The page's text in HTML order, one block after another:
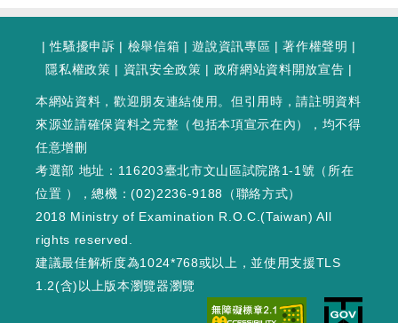
|性騷擾申訴 | 檢舉信箱 |遊說資訊專區 |著作權聲明 |
隱私權政策 | 資訊安全政策 | 政府網站資料開放宣告 |
本網站資料，歡迎朋友連結使用。但引用時，請註明資料
來源並請確保資料之完整（包括本項宣示在內），均不得
任意增刪
考選部 地址：116203臺北市文山區試院路1-1號（ 所在
位置 ），總機：(02)2236-9188（聯絡方式）
2018 Ministry of Examination R.O.C.(Taiwan) All
rights reserved.
建議最佳解析度為1024*768或以上，並使用支援TLS
1.2(含)以上版本瀏覽器瀏覽